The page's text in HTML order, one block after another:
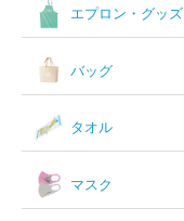
エプロン・グッズ
バッグ
タオル
マスク